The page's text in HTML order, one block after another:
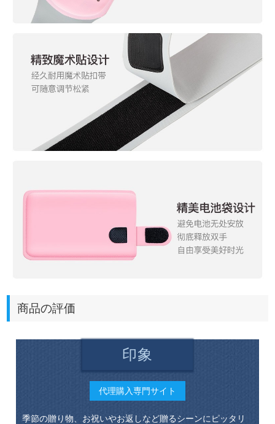
商品の評価
印象
代理購入専門サイト
季節の贈り物、お祝いやお返しなど贈るシーンにピッタリ